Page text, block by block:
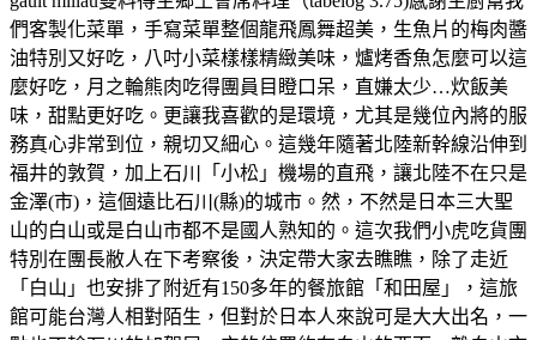
們客製化菜單，手寫菜單整個龍飛鳳舞超美，生魚片的梅肉醬
油特別又好吃，八吋小菜樣樣精緻美味，爐烤香魚怎麼可以這
麼好吃，月之輪熊肉吃得團員目瞪口呆，直嫌太少…炊飯美
味，甜點更好吃。更讓我喜歡的是環境，尤其是幾位內將的服
務真心非常到位，親切又細心。這幾年隨著北陸新幹線沿伸到
福井的敦賀，加上石川「小松」機場的直飛，讓北陸不在只是
金澤(市)，這個遠比石川(縣)的城市。然，不然是日本三大聖
山的白山或是白山市都不是國人熟知的。這次我們小虎吃貨團
特別在團長敝人在下考察後，決定帶大家去瞧瞧，除了走近
「白山」也安排了附近有150多年的餐旅館「和田屋」，這旅
館可能台灣人相對陌生，但對於日本人來說可是大大出名，一